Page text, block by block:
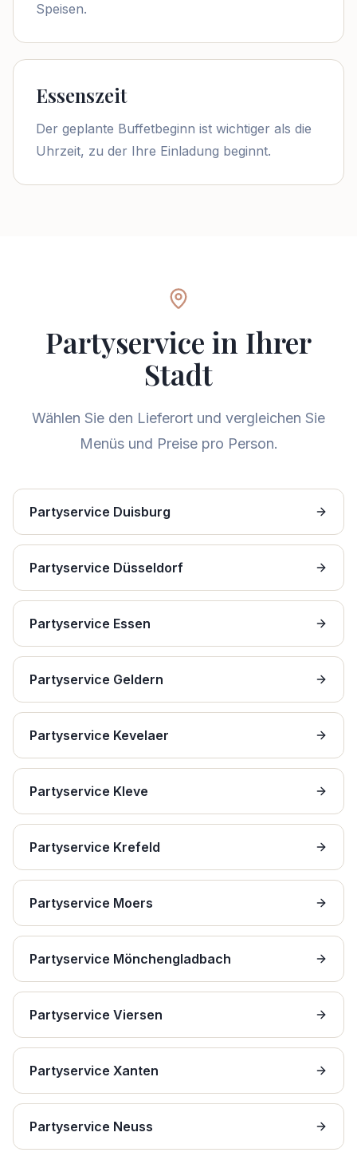
Speisen.
Essenszeit
Der geplante Buffetbeginn ist wichtiger als die
Uhrzeit, zu der Ihre Einladung beginnt.
Partyservice in Ihrer
Stadt
Wählen Sie den Lieferort und vergleichen Sie
Menüs und Preise pro Person.
Partyservice Duisburg
Partyservice Düsseldorf
Partyservice Essen
Partyservice Geldern
Partyservice Kevelaer
Partyservice Kleve
Partyservice Krefeld
Partyservice Moers
Partyservice Mönchengladbach
Partyservice Viersen
Partyservice Xanten
Partyservice Neuss